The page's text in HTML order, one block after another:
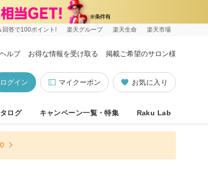
回答で100ポイント! 楽天グループ 楽天生命 楽天市場
ヘルプ お得な情報を受け取る 掲載ご希望のサロン様
お気に入り
マイクーポン
ログイン
ログ キャンペーン一覧・特集 Raku Lab